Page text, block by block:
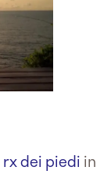
rx dei piedi in